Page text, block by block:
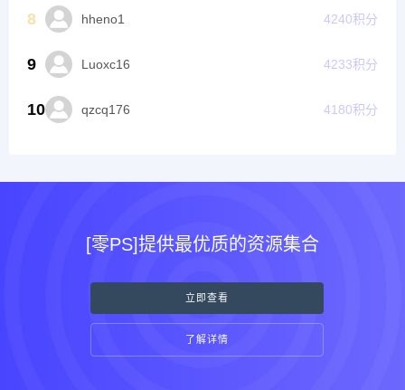
8 hheno1 4240积分
9 Luoxc16 4233积分
10 qzcq176 4180积分
[零PS]提供最优质的资源集合
立即查看
了解详情